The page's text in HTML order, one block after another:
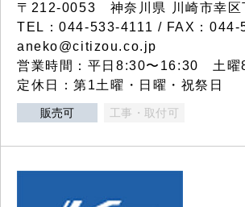
〒212-0053 神奈川県 川崎市幸区
TEL：044-533-4111 / FAX：
aneko@citizou.co.jp
営業時間：平日8:30〜16:30 土曜
定休日：第1土曜・日曜・祝祭日
販売可 工事・取付可